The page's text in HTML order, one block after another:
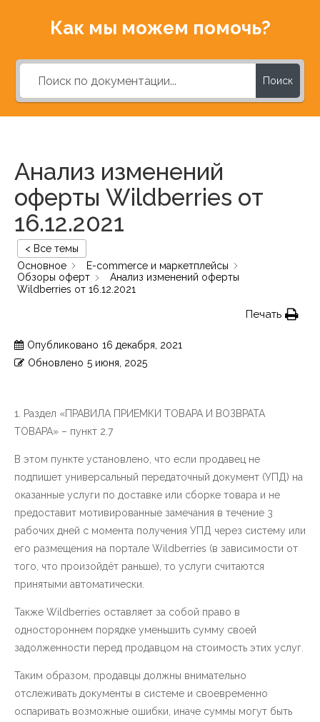
Как мы можем помочь?
Поиск
Анализ изменений
оферты Wildberries от
16.12.2021
< Все темы
Основное
E-commerce и маркетплейсы
Обзоры оферт
Анализ изменений оферты
Wildberries от 16.12.2021
Печать
Опубликовано 16 декабря, 2021
Обновлено 5 июня, 2025
1. Раздел «ПРАВИЛА ПРИЕМКИ ТОВАРА И ВОЗВРАТА
ТОВАРА» – пункт 2.7
В этом пункте установлено, что если продавец не
подпишет универсальный передаточный документ (УПД) на
оказанные услуги по доставке или сборке товара и не
предоставит мотивированные замечания в течение 3
рабочих дней с момента получения УПД через систему или
его размещения на портале Wildberries (в зависимости от
того, что произойдёт раньше), то услуги считаются
принятыми автоматически.
Также Wildberries оставляет за собой право в
одностороннем порядке уменьшить сумму своей
задолженности перед продавцом на стоимость этих услуг.
Таким образом, продавцы должны внимательно
отслеживать документы в системе и своевременно
оспаривать возможные ошибки, иначе суммы могут быть